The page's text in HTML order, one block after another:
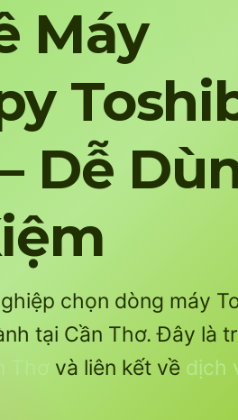
Máy
Dễ
chọn dòng máy
tại Cần Thơ. Đây là
Thơ và liên kết về dịch